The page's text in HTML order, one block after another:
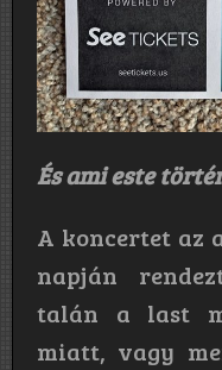
És ami este
A koncertet az
napján
talán a last
miatt, vagy